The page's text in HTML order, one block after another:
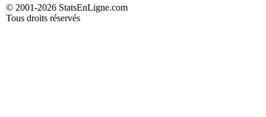
© 2001-2026 StatsEnLigne.com
Tous droits réservés